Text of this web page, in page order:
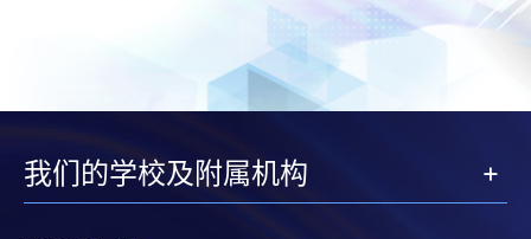
我们的学校及附属机构